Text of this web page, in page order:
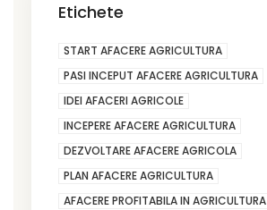
Etichete
START AFACERE AGRICULTURA
PASI INCEPUT AFACERE AGRICULTURA
IDEI AFACERI AGRICOLE
INCEPERE AFACERE AGRICULTURA
DEZVOLTARE AFACERE AGRICOLA
PLAN AFACERE AGRICULTURA
AFACERE PROFITABILA IN AGRICULTURA